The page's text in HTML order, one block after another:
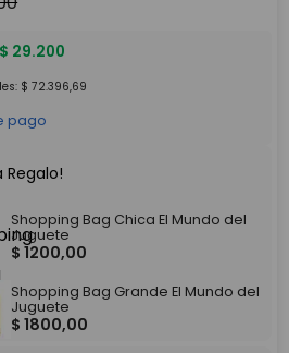
$ 29.200
$ 72.396,69
pago
Regalo!
Shopping Bag Chica El Mundo del
Juguete
$ 1200,00
Shopping Bag Grande El Mundo del
Juguete
$ 1800,00